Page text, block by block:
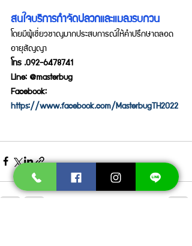
สนใจบริการกำจัดปลวกและแมลงรบกวน
โดยมีผู้เชี่ยวชาญมากประสบการณ์ให้คำปรึกษาตลอด
อายุสัญญา
โทร .092-6478741
Line: @masterbug
Facebook:
https://www.facebook.com/MasterbugTH2022